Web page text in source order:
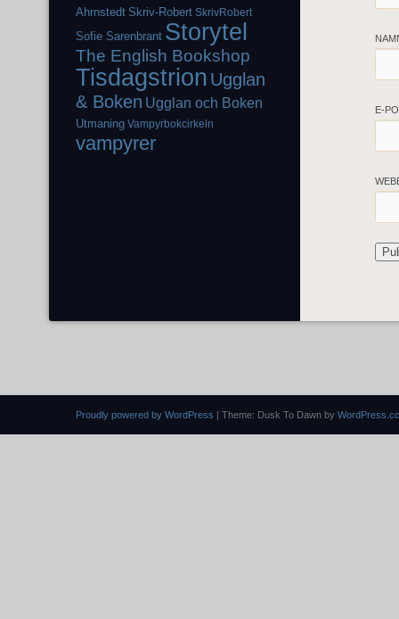
E-
Ahrnstedt Skriv-Robert SkrivRobert
Sofie Sarenbrant Storytel
The English Bookshop
Tisdagstrion Ugglan
& Boken Ugglan och Boken
Utmaning Vampyrbokcirkeln
vampyrer
Proudly powered by WordPress Theme: Dusk To Dawn by